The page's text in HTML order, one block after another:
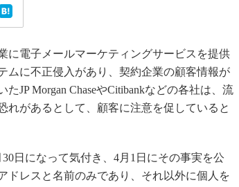
電子メールマーケティングサービスを提供
ムに不正侵入があり、契約企業の顧客情報が
JP Morgan ChaseやCitibankなどの各社は、流
れがあるとして、顧客に注意を促していると
日になって気付き、4月1日にその事実を公
ドレスと名前のみであり、それ以外に個人を